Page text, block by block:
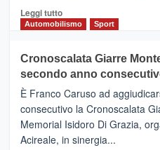
Gusto,
il
tra
sapori
vicoli
medievali
Leggi tuttoLeggi
di
Mondello
(Palermo)
–
“E
adesso
Pasta
–
Automobilismo Sport
Cronoscalata Giarre
secondo anno
È Franco Caruso ad
consecutivo la Cronoscalata
Memorial Isidoro Di Grazia,
Acireale, in sinergia...